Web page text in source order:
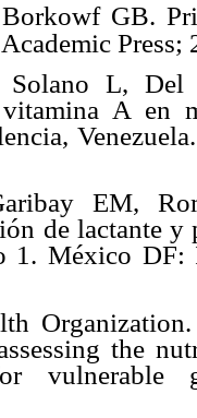
GB.
Press;
Solano L, Del
A en
EM,
de lactante y
1. México
the
vulnerable